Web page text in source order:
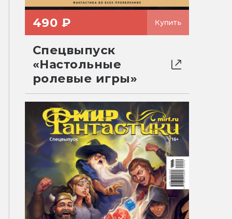
490 ₽ Купить
Спецвыпуск
«Настольные
ролевые игры»